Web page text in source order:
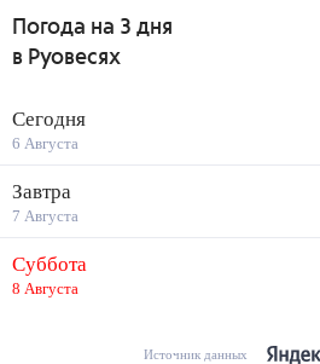
Погода на 3 дня
в Руовесях
Сегодня
6 Августа
Завтра
7 Августа
Суббота
8 Августа
Источник данных